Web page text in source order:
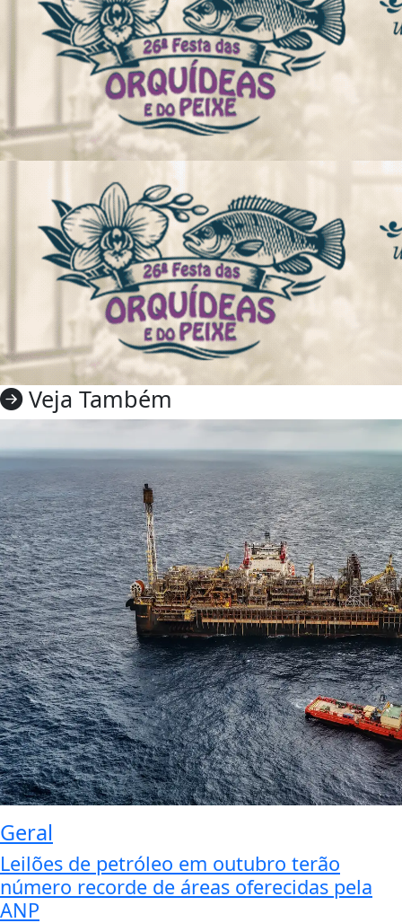
Veja Também
Geral
Leilões de petróleo em outubro terão
número recorde de áreas oferecidas pela
ANP